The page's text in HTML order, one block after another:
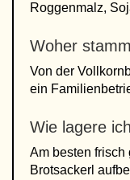
Roggenmalz,
Woher
Von der
ein
Wie lagere
Am besten
Brotsackerl